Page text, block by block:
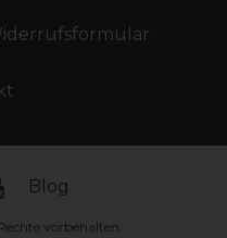
Blog
vorbehalten.